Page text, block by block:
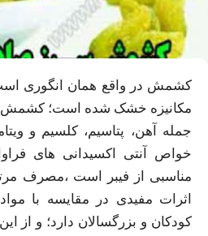
کشمش در واقع همان انگوری
مکانیزه خشک شده است؛ کشمش
خواص آنتی‌ اکسیدانی های
مناسبی از فیبر است ،مصرف
اثرات مفیدی در مقایسه با
کودکان و بزرگسالان دارد؛ و از